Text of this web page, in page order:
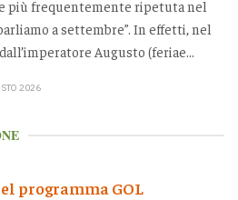
più frequentemente ripetuta nel
a settembre”. In effetti, nel
Augusto (feriae...
2026
programma GOL